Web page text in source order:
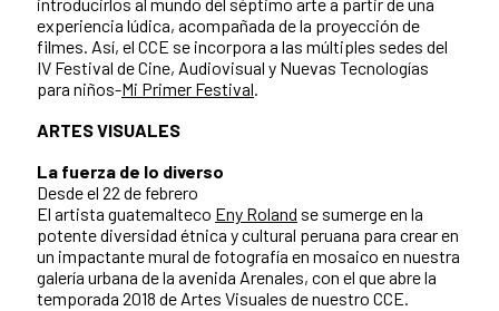
introducirlos al mundo del séptimo arte a partir de una
experiencia lúdica, acompañada de la proyección de
filmes. Así, el CCE se incorpora a las múltiples sedes del
IV Festival de Cine, Audiovisual y Nuevas Tecnologías
para niños-Mi Primer Festival.
ARTES VISUALES
La fuerza de lo diverso
Desde el 22 de febrero
El artista guatemalteco Eny Roland se sumerge en la
potente diversidad étnica y cultural peruana para crear en
un impactante mural de fotografía en mosaico en nuestra
galería urbana de la avenida Arenales, con el que abre la
temporada 2018 de Artes Visuales de nuestro CCE.